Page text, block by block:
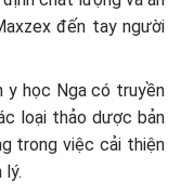
đến tay người
y học Nga có truyền
loại thảo dược bản
trong việc cải thiện
lý.